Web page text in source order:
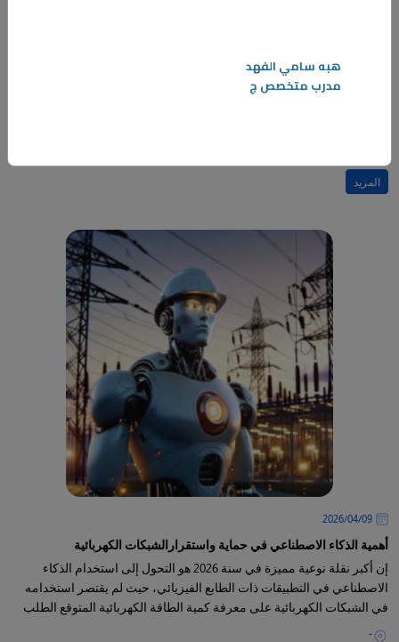
يعد لحام البقعة أحد أهم أنواع "لحام المقاومة الكهربائية"، وهو تقنية أساسية
المزيد
09‏/04‏/2026
أهمية الذكاء الاصطناعي في حماية واستقرارالشبكات الكهربائية
إن أكبر نقلة نوعية مميزة في سنة 2026 هو التحول إلى استخدام الذكاء
الاصطناعي في التطبيقات ذات الطابع الفيزيائي، حيث لم يقتصر استخدامه
في الشبكات الكهربائية على معرفة كمية الطاقة الكهربائية المتوقع الطلب
عليها-
هبه سامي الفهد
مدرب متخصص ج